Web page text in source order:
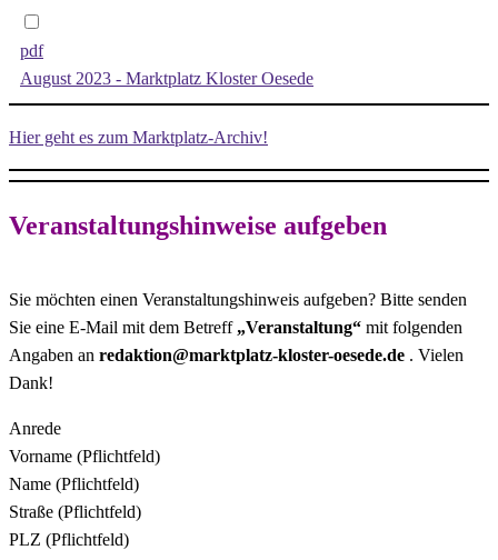
pdf
August 2023 - Marktplatz Kloster Oesede
Hier geht es zum Marktplatz-Archiv!
Veranstaltungshinweise aufgeben
Sie möchten einen Veranstaltungshinweis aufgeben? Bitte senden
Sie eine E-Mail mit dem Betreff „Veranstaltung“ mit folgenden
Angaben an redaktion@marktplatz-kloster-oesede.de . Vielen
Dank!
Anrede
Vorname (Pflichtfeld)
Name (Pflichtfeld)
Straße (Pflichtfeld)
PLZ (Pflichtfeld)